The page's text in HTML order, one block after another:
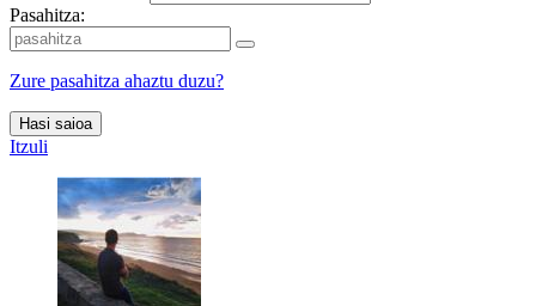
Pasahitza:
Zure pasahitza ahaztu duzu?
Hasi saioa
Itzuli